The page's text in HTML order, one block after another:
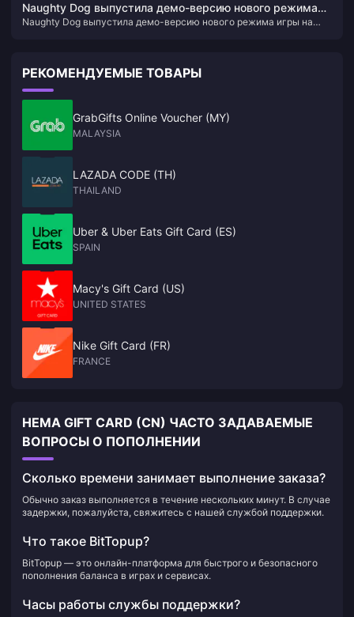
Naughty Dog выпустила демо-версию нового режима
игры на гитаре в «The Last of Us Part II: HD Remastered
Naughty Dog выпустила демо-версию нового режима игры на
РЕКОМЕНДУЕМЫЕ ТОВАРЫ
GrabGifts Online Voucher (MY)
MALAYSIA
LAZADA CODE (TH)
THAILAND
Uber & Uber Eats Gift Card (ES)
SPAIN
Macy's Gift Card (US)
UNITED STATES
Nike Gift Card (FR)
FRANCE
HEMA GIFT CARD (CN) ЧАСТО ЗАДАВАЕМЫЕ
ВОПРОСЫ О ПОПОЛНЕНИИ
Сколько времени занимает выполнение заказа?
Обычно заказ выполняется в течение нескольких минут. В случае
задержки, пожалуйста, свяжитесь с нашей службой поддержки.
Что такое BitTopup?
BitTopup — это онлайн-платформа для быстрого и безопасного
пополнения баланса в играх и сервисах.
Часы работы службы поддержки?